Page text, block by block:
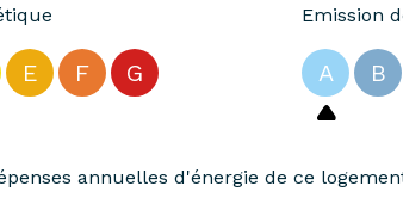
E F G
Emission
A B
annuelles d'énergie de ce